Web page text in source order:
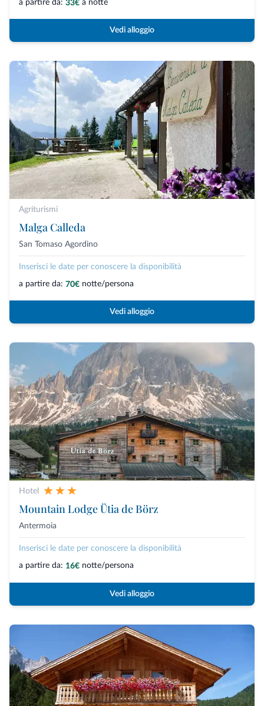
a partire da: 33€ a notte
Vedi alloggio
Agriturismi
Malga Calleda
San Tomaso Agordino
Inserisci le date per conoscere la disponibilità
a partire da: 70€ notte/persona
Vedi alloggio
Hotel
Mountain Lodge Ütia de Börz
Antermoia
Inserisci le date per conoscere la disponibilità
a partire da: 16€ notte/persona
Vedi alloggio